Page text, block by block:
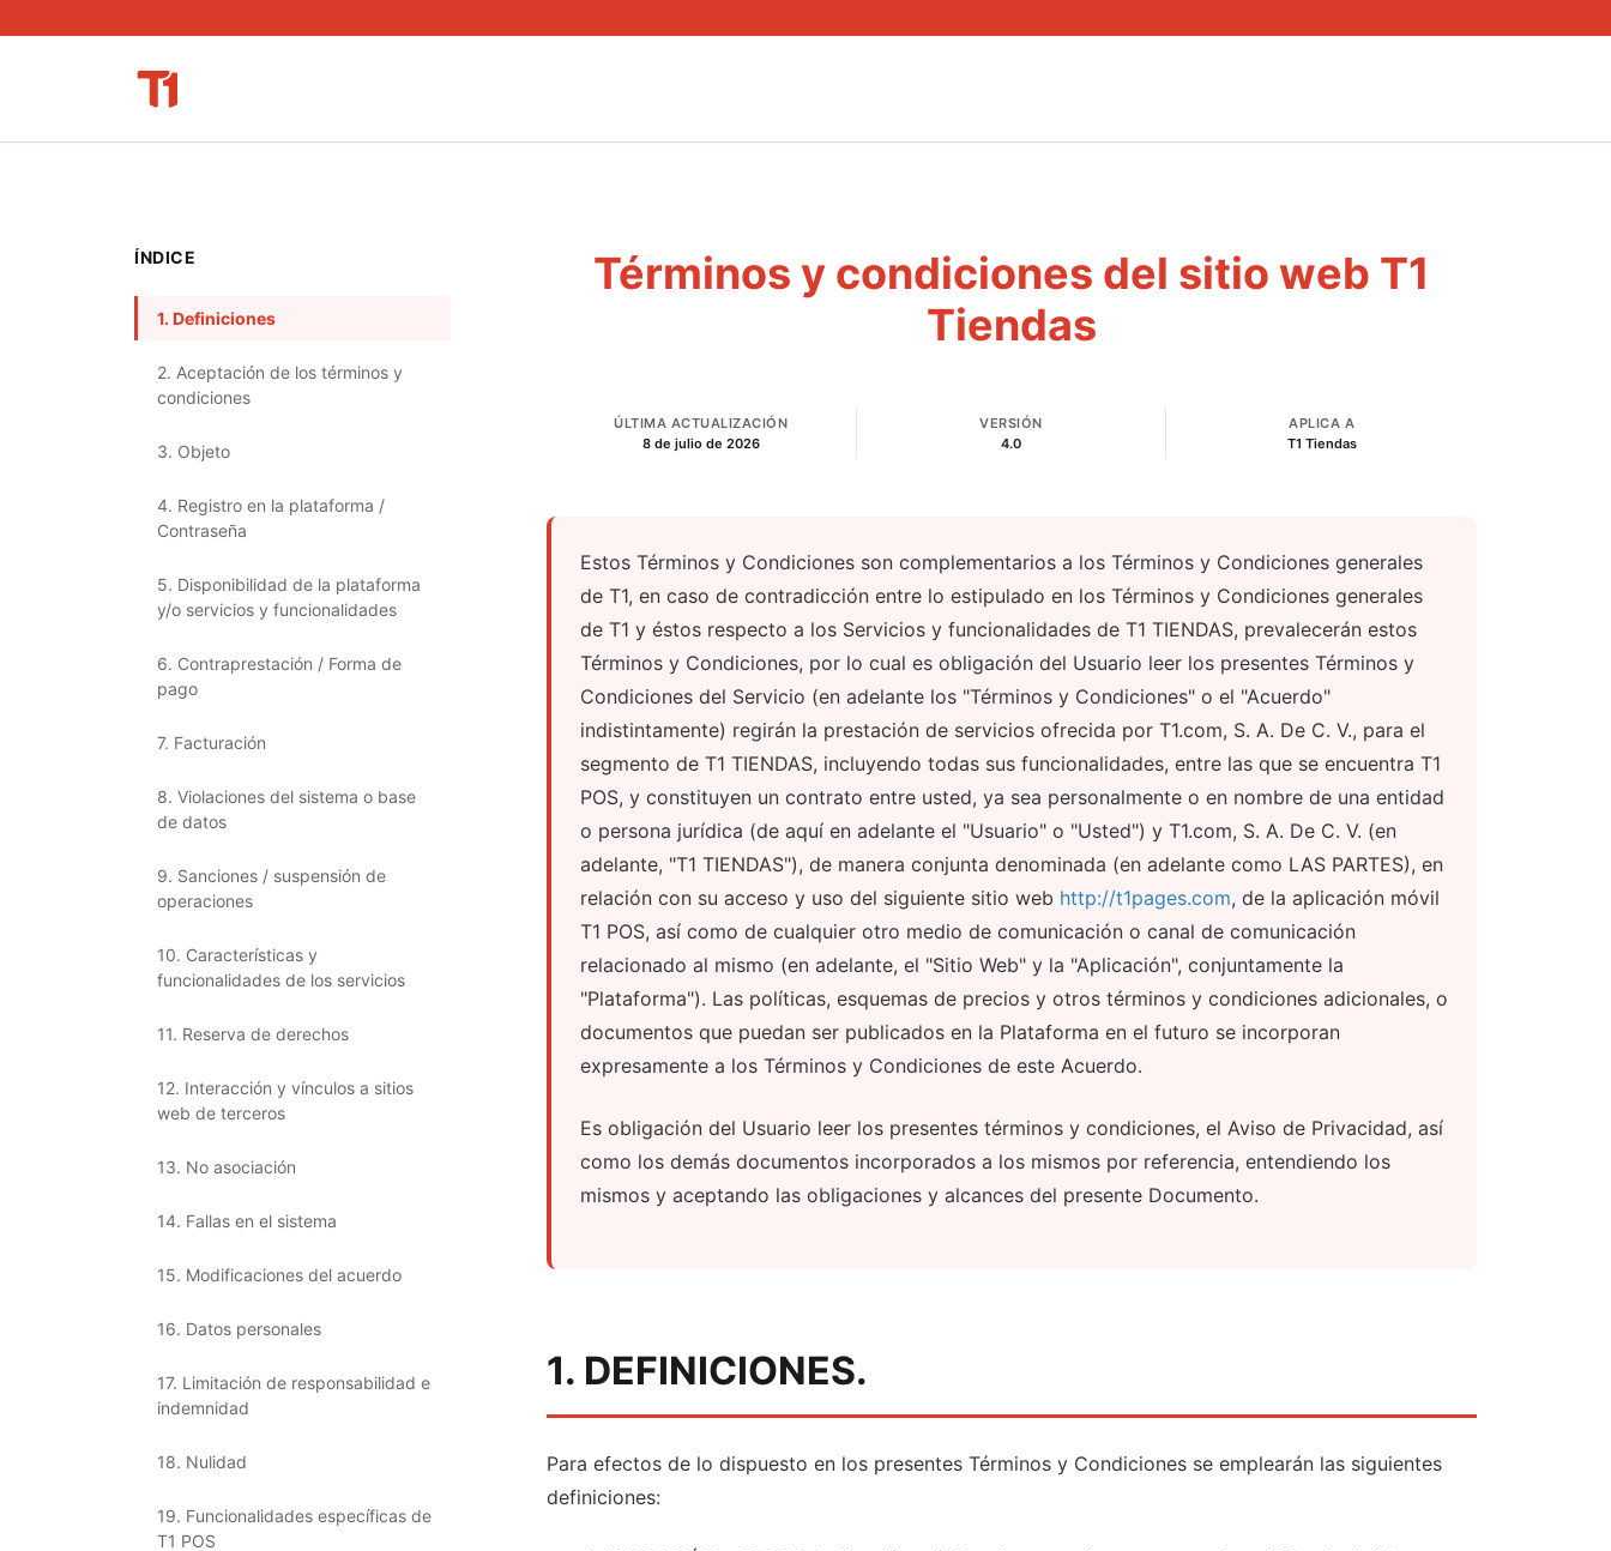
ÍNDICE
1. Definiciones
2. Aceptación de los términos y
condiciones
3. Objeto
4. Registro en la plataforma /
Contraseña
5. Disponibilidad de la plataforma
y/o servicios y funcionalidades
6. Contraprestación / Forma de
pago
7. Facturación
8. Violaciones del sistema o base
de datos
9. Sanciones / suspensión de
operaciones
10. Características y
funcionalidades de los servicios
11. Reserva de derechos
12. Interacción y vínculos a sitios
web de terceros
13. No asociación
14. Fallas en el sistema
15. Modificaciones del acuerdo
16. Datos personales
17. Limitación de responsabilidad e
indemnidad
18. Nulidad
19. Funcionalidades específicas de
T1 POS
Términos y condiciones del sitio web T1
Tiendas
ÚLTIMA ACTUALIZACIÓN
8 de julio de 2026
VERSIÓN
4.0
APLICA A
T1 Tiendas
Estos Términos y Condiciones son complementarios a los Términos y Condiciones generales
de T1, en caso de contradicción entre lo estipulado en los Términos y Condiciones generales
de T1 y éstos respecto a los Servicios y funcionalidades de T1 TIENDAS, prevalecerán estos
Términos y Condiciones, por lo cual es obligación del Usuario leer los presentes Términos y
Condiciones del Servicio (en adelante los "Términos y Condiciones" o el "Acuerdo"
indistintamente) regirán la prestación de servicios ofrecida por T1.com, S. A. De C. V., para el
segmento de T1 TIENDAS, incluyendo todas sus funcionalidades, entre las que se encuentra T1
POS, y constituyen un contrato entre usted, ya sea personalmente o en nombre de una entidad
o persona jurídica (de aquí en adelante el "Usuario" o "Usted") y T1.com, S. A. De C. V. (en
adelante, "T1 TIENDAS"), de manera conjunta denominada (en adelante como LAS PARTES), en
relación con su acceso y uso del siguiente sitio web http://t1pages.com, de la aplicación móvil
T1 POS, así como de cualquier otro medio de comunicación o canal de comunicación
relacionado al mismo (en adelante, el "Sitio Web" y la "Aplicación", conjuntamente la
"Plataforma"). Las políticas, esquemas de precios y otros términos y condiciones adicionales, o
documentos que puedan ser publicados en la Plataforma en el futuro se incorporan
expresamente a los Términos y Condiciones de este Acuerdo.
Es obligación del Usuario leer los presentes términos y condiciones, el Aviso de Privacidad, así
como los demás documentos incorporados a los mismos por referencia, entendiendo los
mismos y aceptando las obligaciones y alcances del presente Documento.
1. DEFINICIONES.
Para efectos de lo dispuesto en los presentes Términos y Condiciones se emplearán las siguientes
definiciones: